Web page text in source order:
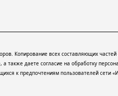
Копирование всех составляющих
, а также даете согласие на обработку
к предпочтениям пользователей сети